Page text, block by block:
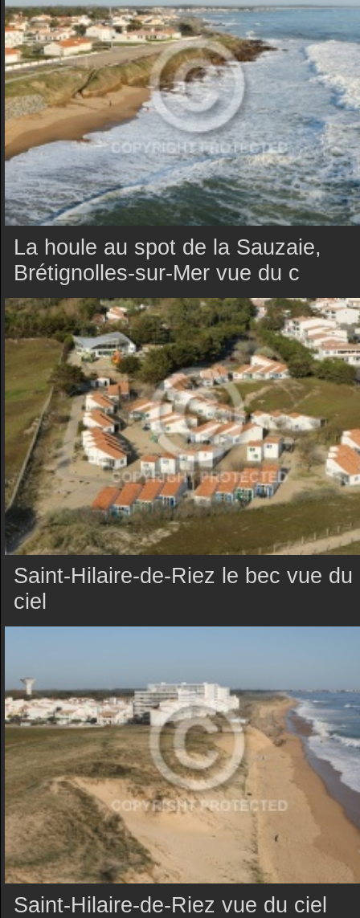
La houle au spot de la Sauzaie,
Brétignolles-sur-Mer vue du c
Saint-Hilaire-de-Riez le bec vue du
ciel
Saint-Hilaire-de-Riez vue du ciel